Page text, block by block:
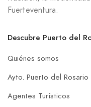
Fuerteventura.
Descubre Puerto del
Quiénes somos
Ayto. Puerto del Rosario
Agentes Turísticos